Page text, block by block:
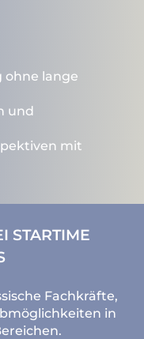
ohne lange
und
mit
STARTIME
Fachkräfte,
in